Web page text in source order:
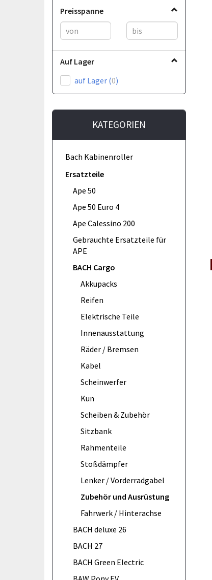
Preisspanne
Auf Lager
auf Lager (0)
KATEGORIEN
Bach Kabinenroller
Ersatzteile
Ape 50
Ape 50 Euro 4
Ape Calessino 200
Gebrauchte Ersatzteile für
APE
BACH Cargo
Akkupacks
Reifen
Elektrische Teile
Innenausstattung
Räder / Bremsen
Kabel
Scheinwerfer
Kun
Scheiben & Zubehör
Sitzbank
Rahmenteile
Stoßdämpfer
Lenker / Vorderradgabel
Zubehör und Ausrüstung
Fahrwerk / Hinterachse
BACH deluxe 26
BACH 27
BACH Green Electric